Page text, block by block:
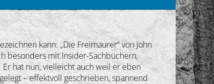
kann: „Die Freimaurer“ von John
besonders mit Insider-Sachbüchern,
hat nun, vielleicht auch weil er eben
– effektvoll geschrieben, spannend